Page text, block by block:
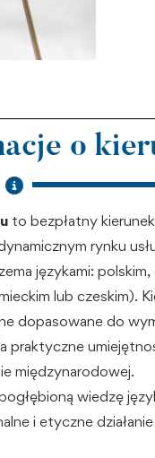
o
to bezpłatny
rynku
językami: polskim,
lub czeskim).
dopasowane do
praktyczne
międzynarodowej.
wiedzę
i etyczne